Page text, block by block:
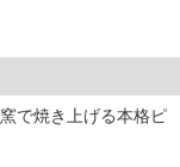
で焼き上げる本格ピ